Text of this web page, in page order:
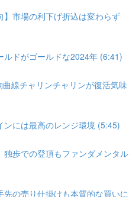
】市場の利下げ折込は変わらず
ルドがゴールドな2024年 (6:41)
線チャリンチャリンが復活気味
ンには最高のレンジ環境 (5:45)
独歩での登頂もファンダメンタル
先の売り仕掛けも本質的な買いに